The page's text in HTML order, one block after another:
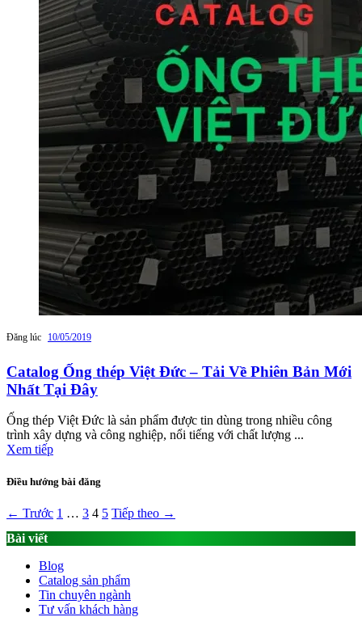
Đăng lúc 10/05/2019
Catalog Ống thép Việt Đức – Tải Về Phiên Bản Mới
Nhất Tại Đây
Ống thép Việt Đức là sản phẩm được tin dùng trong nhiều công
trình xây dựng và công nghiệp, nổi tiếng với chất lượng ...
Xem tiếp
Điều hướng bài đăng
← Trước 1 … 3 4 5 Tiếp theo →
Bài viết
Blog
Catalog sản phẩm
Tin chuyên ngành
Tư vấn khách hàng